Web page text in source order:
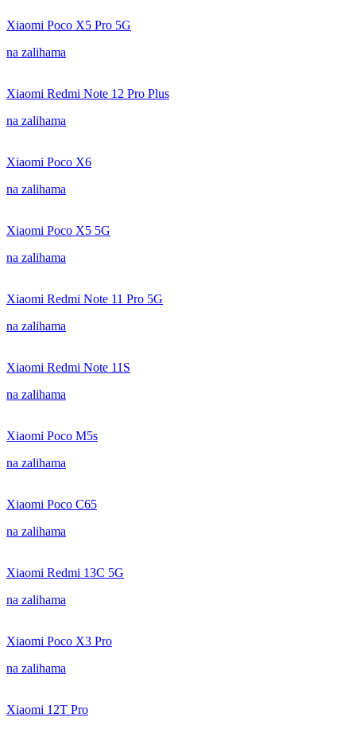
Xiaomi Poco X5 Pro 5G
na zalihama
Xiaomi Redmi Note 12 Pro Plus
na zalihama
Xiaomi Poco X6
na zalihama
Xiaomi Poco X5 5G
na zalihama
Xiaomi Redmi Note 11 Pro 5G
na zalihama
Xiaomi Redmi Note 11S
na zalihama
Xiaomi Poco M5s
na zalihama
Xiaomi Poco C65
na zalihama
Xiaomi Redmi 13C 5G
na zalihama
Xiaomi Poco X3 Pro
na zalihama
Xiaomi 12T Pro